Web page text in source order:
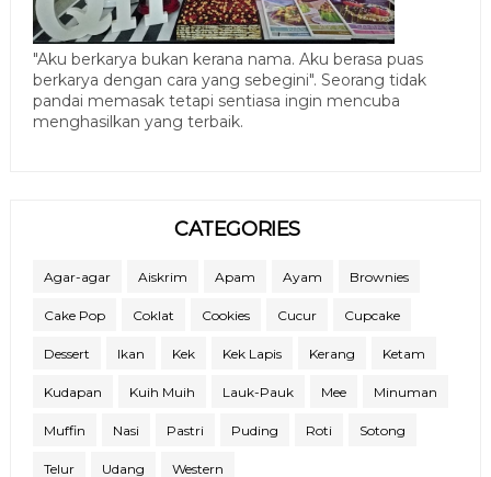
"Aku berkarya bukan kerana nama. Aku berasa puas
berkarya dengan cara yang sebegini". Seorang tidak
pandai memasak tetapi sentiasa ingin mencuba
menghasilkan yang terbaik.
CATEGORIES
Agar-agar Aiskrim Apam Ayam Brownies
Cake Pop Coklat Cookies Cucur Cupcake
Dessert Ikan Kek Kek Lapis Kerang Ketam
Kudapan Kuih Muih Lauk-Pauk Mee Minuman
Muffin Nasi Pastri Puding Roti Sotong
Telur Udang Western